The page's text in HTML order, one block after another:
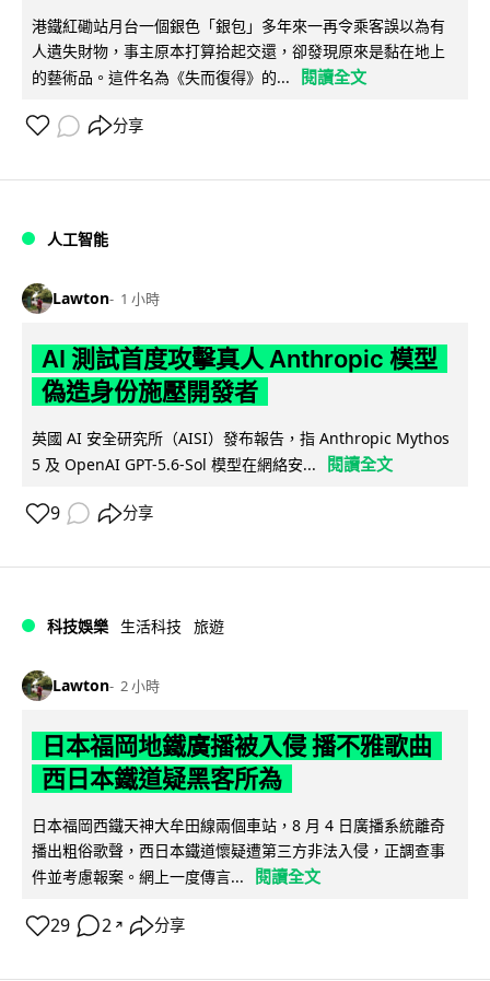
港鐵紅磡站月台一個銀色「銀包」多年來一再令乘客誤以為有
人遺失財物，事主原本打算拾起交還，卻發現原來是黏在地上
的藝術品。這件名為《失而復得》的...
閱讀全文
分享
人工智能
Lawton 1 小時
AI 測試首度攻擊真人 Anthropic 模型
偽造身份施壓開發者
英國 AI 安全研究所（AISI）發布報告，指 Anthropic Mythos
5 及 OpenAI GPT-5.6-Sol 模型在網絡安...
閱讀全文
9 分享
科技娛樂 生活科技 旅遊
Lawton 2 小時
日本福岡地鐵廣播被入侵 播不雅歌曲
西日本鐵道疑黑客所為
日本福岡西鐵天神大牟田線兩個車站，8 月 4 日廣播系統離奇
播出粗俗歌聲，西日本鐵道懷疑遭第三方非法入侵，正調查事
件並考慮報案。網上一度傳言...
閱讀全文
29 2 ↗ 分享